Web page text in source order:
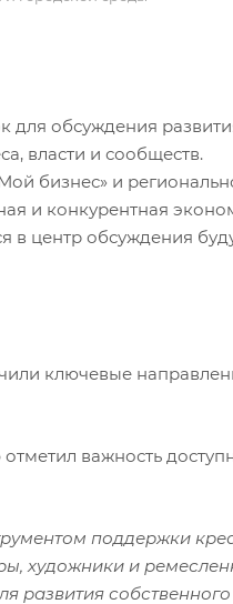
обсуждения
власти и сообществ.
бизнес» и
и конкурентная
в центр обсуждения
ключевые
отметил важность
поддержки
художники и
развития собственного